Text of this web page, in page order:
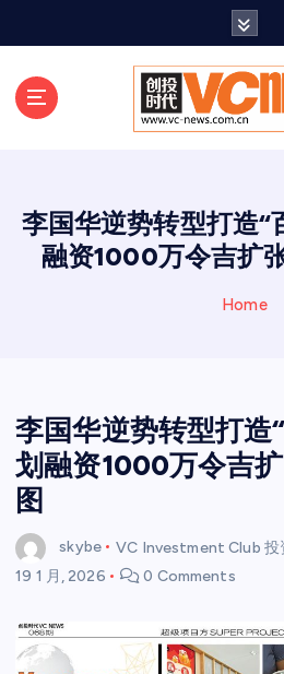
李国华逆势转型打造“
融资1000万令吉扩
Home
李国华逆势转型打造
划融资1000万令吉
图
skybe VC Investment Club 投
19 1 月, 2026
0 Comments